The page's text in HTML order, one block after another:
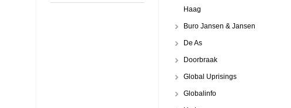
Haag
Buro Jansen & Jansen
De As
Doorbraak
Global Uprisings
Globalinfo